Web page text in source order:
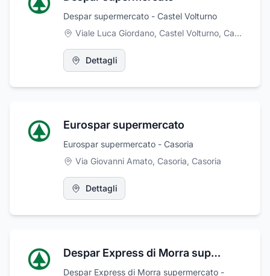
Despar supermercato - Castel Volturno
Viale Luca Giordano, Castel Volturno, Castel Volturno
Dettagli
Eurospar supermercato
Eurospar supermercato - Casoria
Via Giovanni Amato, Casoria, Casoria
Dettagli
Despar Express di Morra supermercato
Despar Express di Morra supermercato -